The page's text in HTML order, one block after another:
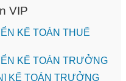
VIP
KẾ TOÁN THUẾ
KẾ TOÁN TRƯỞNG
KẾ TOÁN TRƯỞNG